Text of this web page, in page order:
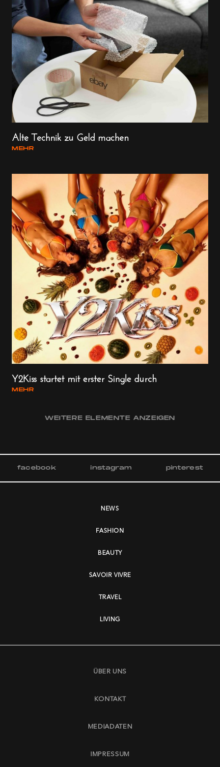
Alte Technik zu Geld machen
MEHR
Y2Kiss startet mit erster Single durch
MEHR
WEITERE ELEMENTE ANZEIGEN
facebook instagram pinterest
NEWS
FASHION
BEAUTY
SAVOIR VIVRE
TRAVEL
LIVING
ÜBER UNS
KONTAKT
MEDIADATEN
IMPRESSUM